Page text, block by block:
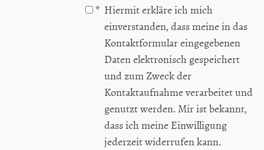
* Hiermit erkläre ich mich
einverstanden, dass meine in das
Kontaktformular eingegebenen
Daten elektronisch gespeichert
und zum Zweck der
Kontaktaufnahme verarbeitet und
genutzt werden. Mir ist bekannt,
dass ich meine Einwilligung
jederzeit widerrufen kann.